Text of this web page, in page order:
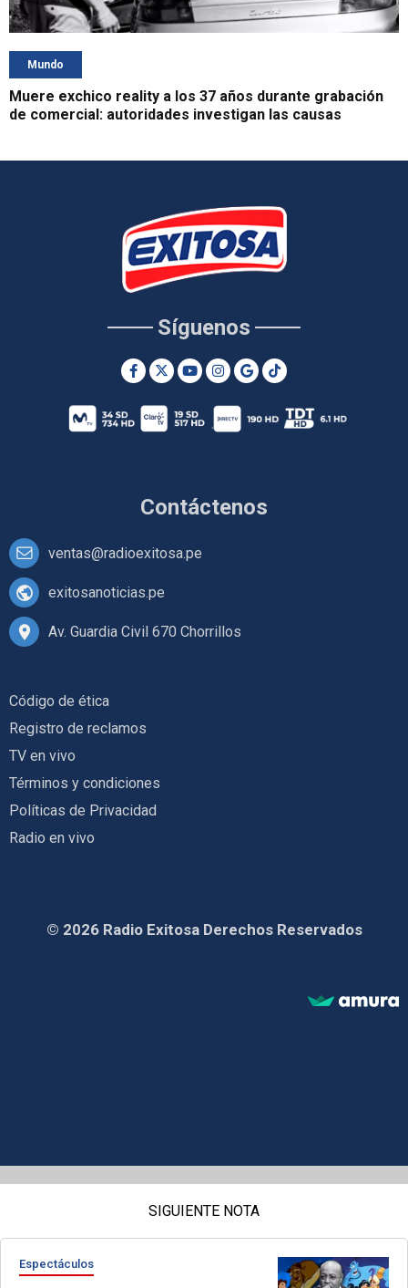
Mundo
Muere exchico reality a los 37 años durante grabación
de comercial: autoridades investigan las causas
Contáctenos
ventas@radioexitosa.pe
exitosanoticias.pe
Av. Guardia Civil 670 Chorrillos
Síguenos
Código de ética
Registro de reclamos
TV en vivo
Términos y condiciones
Políticas de Privacidad
Radio en vivo
© 2026 Radio Exitosa Derechos Reservados
SIGUIENTE NOTA
Espectáculos